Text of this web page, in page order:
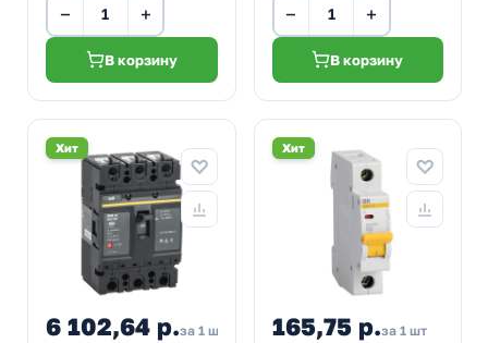
− +
В корзину
− +
В корзину
Хит
6 102,64 р.за 1 шт
Хит
165,75 р.за 1 шт